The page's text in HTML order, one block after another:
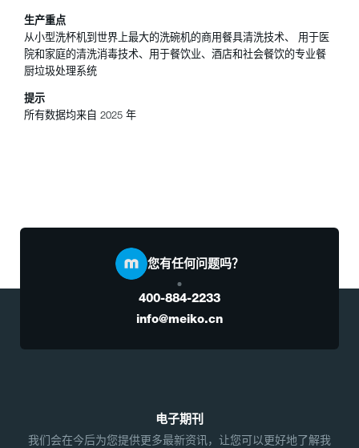
生产重点
从小型洗杯机到世界上最大的洗碗机的商用餐具清洗技术、 用于医
院和家庭的清洗消毒技术、用于餐饮业、酒店和社会餐饮的专业餐
厨垃圾处理系统
提示
所有数据均来自 2025 年
您有任何问题吗？
400-884-2233
info@meiko.cn
电子期刊
我们会在今后为您提供更多最新资讯，让您可以更好地了解我